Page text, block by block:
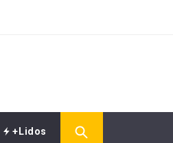
+Lidos